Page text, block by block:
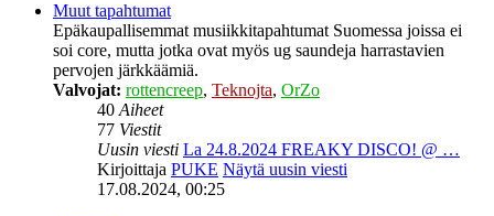
Muut tapahtumat
Epäkaupallisemmat musiikkitapahtumat Suomessa joissa ei
soi core, mutta jotka ovat myös ug saundeja harrastavien
pervojen järkkäämiä.
Valvojat: rottencreep, Teknojta, OrZo
40Aiheet
77 Viestit
Uusin viesti La 24.8.2024 FREAKY DISCO! @ …
Kirjoittaja PUKE Näytä uusin viesti
17.08.2024, 00:25